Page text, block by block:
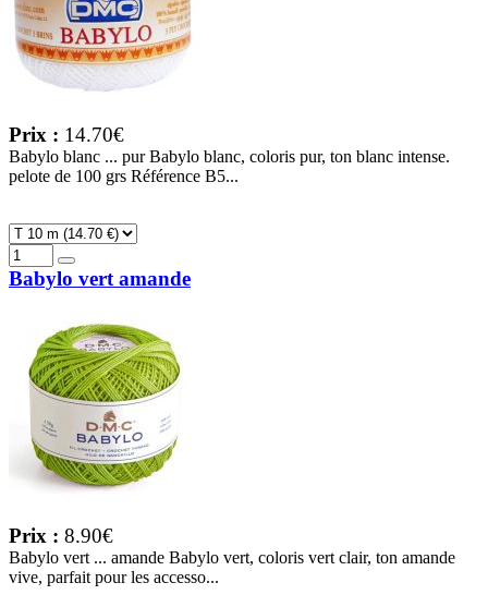
Prix : 14.70€
Babylo blanc ... pur Babylo blanc, coloris pur, ton blanc intense.
pelote de 100 grs Référence B5...
Babylo vert amande
Prix : 8.90€
Babylo vert ... amande Babylo vert, coloris vert clair, ton amande
vive, parfait pour les accesso...